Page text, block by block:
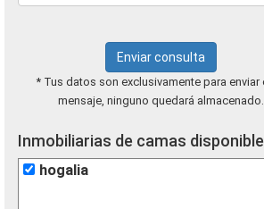
Enviar consulta
* Tus datos son exclusivamente para enviar
mensaje, ninguno quedará almacenado.
Inmobiliarias de camas
hogalia